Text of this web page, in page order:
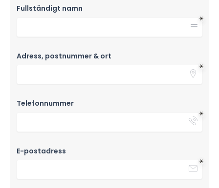
Fullständigt namn
Adress, postnummer & ort
Telefonnummer
E-postadress